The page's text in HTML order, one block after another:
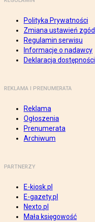
Polityka Prywatności
Zmiana ustawień zgód
Regulamin serwisu
Informacje o nadawcy
Deklaracja dostępności
REKLAMA I PRENUMERATA
Reklama
Ogłoszenia
Prenumerata
Archiwum
PARTNERZY
E-kiosk.pl
E-gazety.pl
Nexto.pl
Mała księgowość